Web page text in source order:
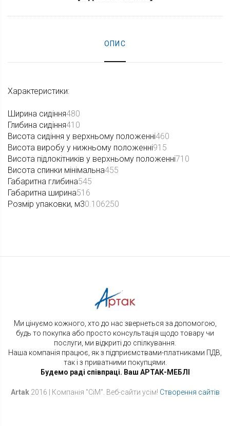
ОПИС
Характеристики:
Ширина сидіння480
Глибина сидіння410
Висота сидіння у верхньому положенні460
Висота виробу у нижньому положенні915
Висота підлокітників у верхньому положенні710
Висота спинки мінімальна455
Габаритна глибина545
Габаритна ширина516
Розмір упаковки, м30.106250
Ми цінуємо кожного, хто до нас звернеться за допомогою,
будь то покупка або просто консультація щодо товару чи
послуги, ми відкриті до спілкування.
Наша компанія працює, як з підприємствами-платниками ПДВ,
так і з приватними покупцями.
Будемо раді співпраці. Ваш АРТАК-МЕБЛІ
Artak2016 | Компанія "СіМ". Веб-cайти усім! Створення сайтів